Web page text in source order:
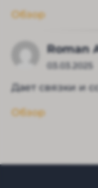
Обзор
Roman
03.03.2025
Дает связки и
Обзор